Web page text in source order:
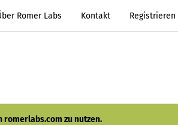
Romer Labs Kontakt
zu nutzen.